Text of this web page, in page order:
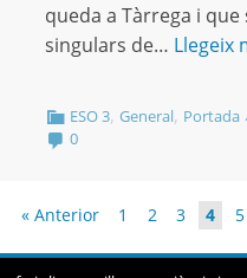
queda a Tàrrega i
singulars de… Llegeix
ESO 3,General, Portada
0
« Anterior 1 2 3 4 5